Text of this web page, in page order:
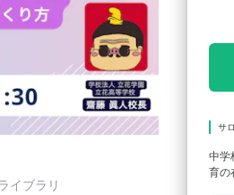
イブラリ
サ
中学
育の